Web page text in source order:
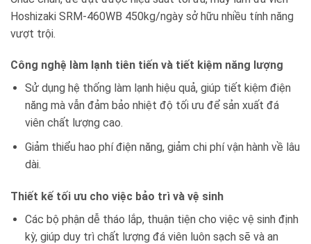
Hoshizaki SRM-460WB 450kg/ngày sở hữu nhiều tính năng
vượt trội.
Công nghệ làm lạnh tiên tiến và tiết kiệm năng lượng
Sử dụng hệ thống làm lạnh hiệu quả, giúp tiết kiệm điện
năng mà vẫn đảm bảo nhiệt độ tối ưu để sản xuất đá
viên chất lượng cao.
Giảm thiểu hao phí điện năng, giảm chi phí vận hành về lâu
dài.
Thiết kế tối ưu cho việc bảo trì và vệ sinh
Các bộ phận dễ tháo lắp, thuận tiện cho việc vệ sinh định
kỳ, giúp duy trì chất lượng đá viên luôn sạch sẽ và an